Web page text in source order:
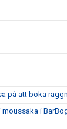
på att boka
i